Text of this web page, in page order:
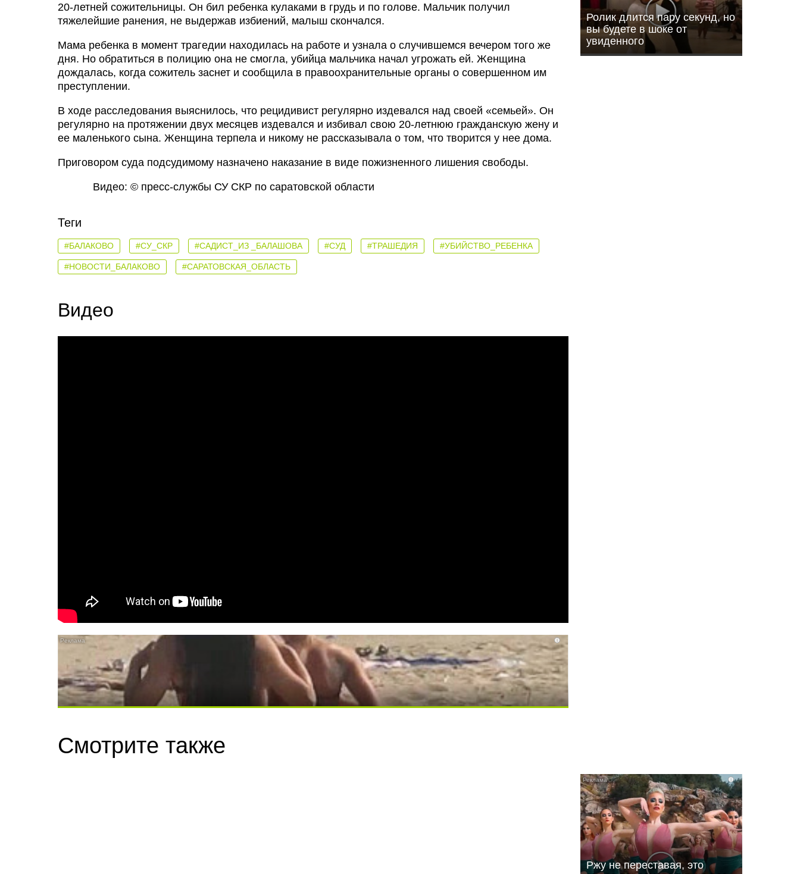
20-летней сожительницы. Он бил ребенка кулаками в грудь и по голове. Мальчик получил
тяжелейшие ранения, не выдержав избиений, малыш скончался.
Мама ребенка в момент трагедии находилась на работе и узнала о случившемся вечером того же
дня. Но обратиться в полицию она не смогла, убийца мальчика начал угрожать ей. Женщина
дождалась, когда сожитель заснет и сообщила в правоохранительные органы о совершенном им
преступлении.
В ходе расследования выяснилось, что рецидивист регулярно издевался над своей «семьей». Он
регулярно на протяжении двух месяцев издевался и избивал свою 20-летнюю гражданскую жену и
ее маленького сына. Женщина терпела и никому не рассказывала о том, что творится у нее дома.
Приговором суда подсудимому назначено наказание в виде пожизненного лишения свободы.
Видео: © пресс-службы СУ СКР по саратовской области
Теги
#БАЛАКОВО #СУ_СКР #САДИСТ_ИЗ _БАЛАШОВА #СУД #ТРАШЕДИЯ #УБИЙСТВО_РЕБЕНКА
#НОВОСТИ_БАЛАКОВО #САРАТОВСКАЯ_ОБЛАСТЬ
Видео
i
Скрытая камера на пляже Крыма: Что люди вытворяют, когда их не видят...
Ролик длится пару секунд, но
вы будете в шоке от
увиденного
Смотрите также
i
Ржу не переставая, это